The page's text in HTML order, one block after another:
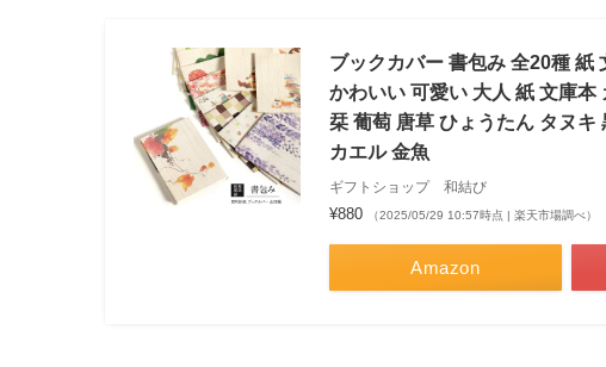
ブックカバー 書包み 全20種 紙
かわいい 可愛い 大人 紙 文庫本
栞 葡萄 唐草 ひょうたん タヌキ
カエル 金魚
ギフトショップ 和結び
¥880 （2025/05/29 10:57時点 | 楽天市場調べ）
Amazon